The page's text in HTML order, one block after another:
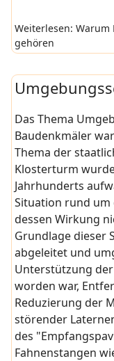
Weiterlesen:
gehören
Das Thema
Baudenkmäler
Thema der
Klosterturm
Jahrhunderts
Situation rund um
dessen Wirkung
Grundlage dieser
abgeleitet und
Unterstützung
worden war,
Reduzierung der
störender
des
Fahnenstangen